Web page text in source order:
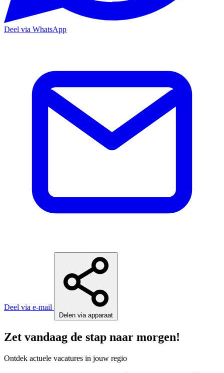
Deel via WhatsApp
Deel via e-mail
Delen via apparaat
Zet vandaag de stap naar morgen!
Ontdek actuele vacatures in jouw regio